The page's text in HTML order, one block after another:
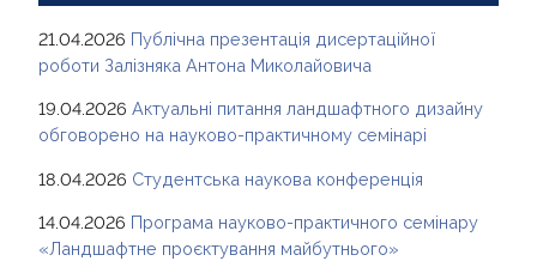
21.04.2026 Публічна презентація дисертаційної
роботи Залізняка Антона Миколайовича
19.04.2026 Актуальні питання ландшафтного дизайну
обговорено на науково-практичному семінарі
18.04.2026 Студентська наукова конференція
14.04.2026 Програма науково-практичного семінару
«Ландшафтне проєктування майбутнього»